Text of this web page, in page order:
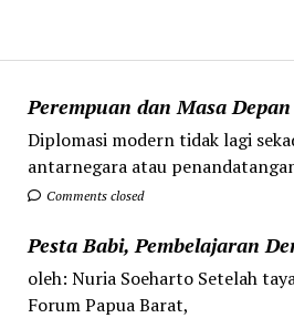
Perempuan dan Masa
Diplomasi modern tidak lagi
antarnegara atau
Comments closed
Pesta Babi, Pembelajaran
oleh: Nuria Soeharto Setelah
Forum Papua Barat,